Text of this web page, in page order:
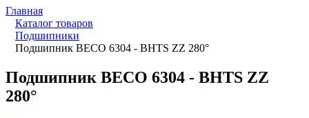
Главная
Каталог товаров
Подшипники
Подшипник BECO 6304 - BHTS ZZ 280°
Подшипник BECO 6304 - BHTS ZZ
280°